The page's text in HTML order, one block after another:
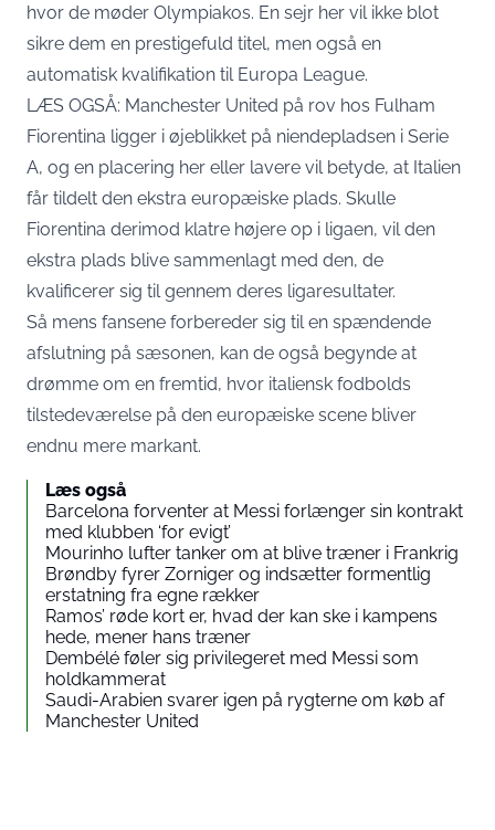
hvor de møder Olympiakos. En sejr her vil ikke blot
sikre dem en prestigefuld titel, men også en
automatisk kvalifikation til Europa League.
LÆS OGSÅ: Manchester United på rov hos Fulham
Fiorentina ligger i øjeblikket på niendepladsen i Serie
A, og en placering her eller lavere vil betyde, at Italien
får tildelt den ekstra europæiske plads. Skulle
Fiorentina derimod klatre højere op i ligaen, vil den
ekstra plads blive sammenlagt med den, de
kvalificerer sig til gennem deres ligaresultater.
Så mens fansene forbereder sig til en spændende
afslutning på sæsonen, kan de også begynde at
drømme om en fremtid, hvor italiensk fodbolds
tilstedeværelse på den europæiske scene bliver
endnu mere markant.
Læs også
Barcelona forventer at Messi forlænger sin kontrakt
med klubben ‘for evigt’
Mourinho lufter tanker om at blive træner i Frankrig
Brøndby fyrer Zorniger og indsætter formentlig
erstatning fra egne rækker
Ramos’ røde kort er, hvad der kan ske i kampens
hede, mener hans træner
Dembélé føler sig privilegeret med Messi som
holdkammerat
Saudi-Arabien svarer igen på rygterne om køb af
Manchester United